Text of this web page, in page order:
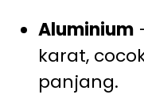
Aluminium
karat,
panjang.